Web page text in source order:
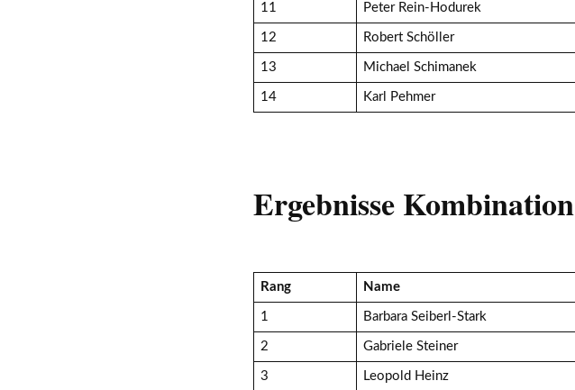
11 Peter Rein-Hodurek
12 Robert Schöller
13 Michael Schimanek
14 Karl Pehmer
Ergebnisse Kombination
Rang Name
1 Barbara Seiberl-Stark
2 Gabriele Steiner
3 Leopold Heinz